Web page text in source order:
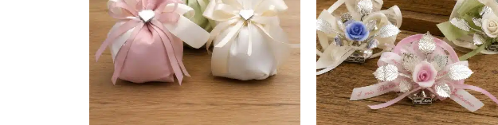
opzioni
possono
essere
scelte
nella
pagina